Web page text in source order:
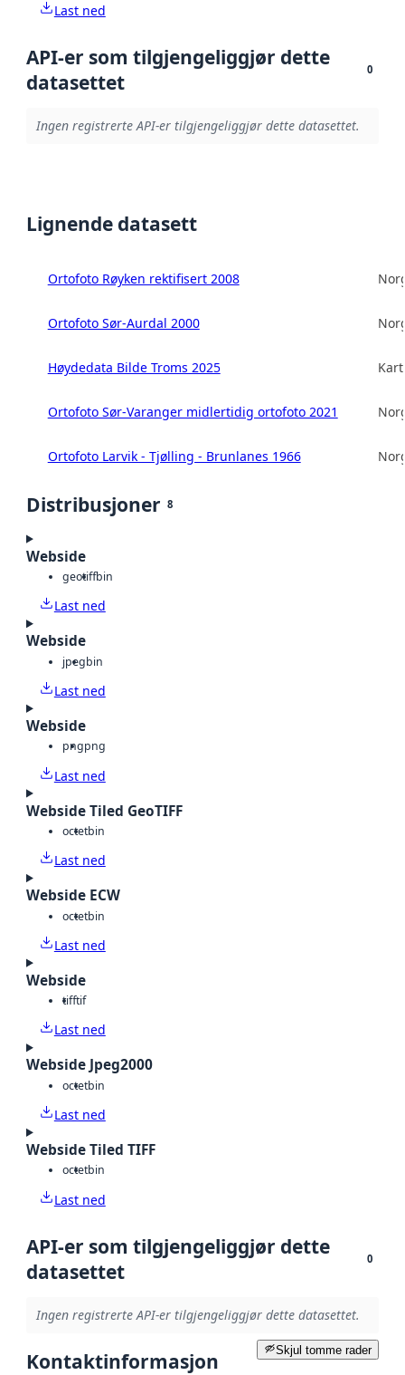
Last ned
API-er som tilgjengeliggjør dette
datasettet
0
Ingen registrerte API-er tilgjengeliggjør dette datasettet.
Lignende datasett
Ortofoto Røyken rektifisert 2008
Ortofoto Sør-Aurdal 2000
Høydedata Bilde Troms 2025
Ortofoto Sør-Varanger midlertidig ortofoto 2021
Ortofoto Larvik - Tjølling - Brunlanes 1966
Distribusjoner 8
Webside
geotiffbin
Last ned
Webside
jpegbin
Last ned
Webside
pngpng
Last ned
Webside Tiled GeoTIFF
octetbin
Last ned
Webside ECW
octetbin
Last ned
Webside
tifftif
Last ned
Webside Jpeg2000
octetbin
Last ned
Webside Tiled TIFF
octetbin
Last ned
API-er som tilgjengeliggjør dette
datasettet
0
Ingen registrerte API-er tilgjengeliggjør dette datasettet.
Skjul tomme rader
Kontaktinformasjon